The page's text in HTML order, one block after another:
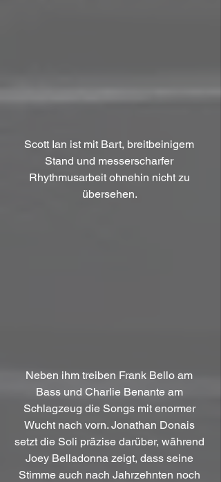
Scott Ian ist mit Bart, breitbeinigem
Stand und messerscharfer
Rhythmusarbeit ohnehin nicht zu
übersehen.
Neben ihm treiben Frank Bello am
Bass und Charlie Benante am
Schlagzeug die Songs mit enormer
Wucht nach vorn. Jonathan Donais
setzt die Soli präzise darüber, während
Joey Belladonna zeigt, dass seine
Stimme auch nach Jahrzehnten noch